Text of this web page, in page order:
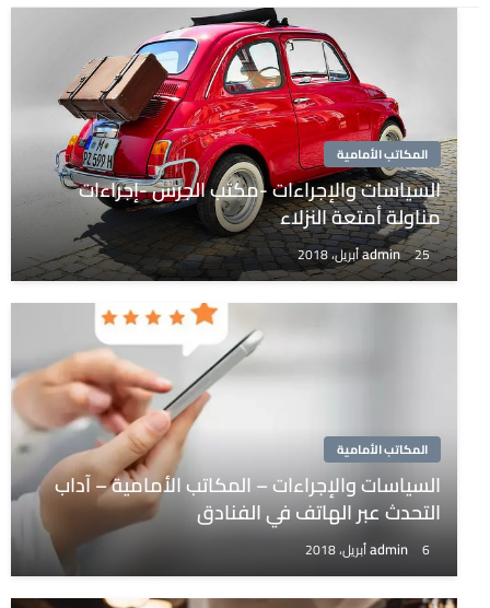
المكاتب الأمامية
السياسات والإجراءات -مكتب الجرس -إجراءات
مناولة أمتعة النزلاء
admin 25 أبريل، 2018
المكاتب الأمامية
السياسات والإجراءات – المكاتب الأمامية – آداب
التحدث عبر الهاتف في الفنادق
admin 6 أبريل، 2018